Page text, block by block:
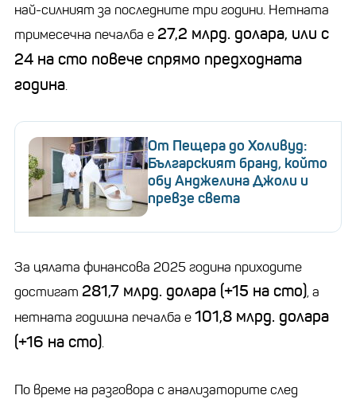
най-силният за последните три години. Нетната
тримесечна печалба е 27,2 млрд. долара, или с
24 на сто повече спрямо предходната
година.
От Пещера до Холивуд:
Българският бранд, който
обу Анджелина Джоли и
превзе света
За цялата финансова 2025 година приходите
достигат 281,7 млрд. долара (+15 на сто), а
нетната годишна печалба е101,8 млрд. долара
(+16 на сто).
По време на разговора с анализаторите след